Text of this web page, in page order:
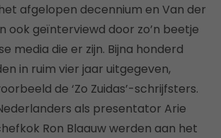
afgelopen decennium en Van der
ook geïnterviewd door zo’n beetje
media die er zijn. Bijna honderd
in ruim vier jaar uitgegeven,
de ‘Zo Zuidas’-schrijfsters.
als presentator Arie
Ron Blaauw werden aan het